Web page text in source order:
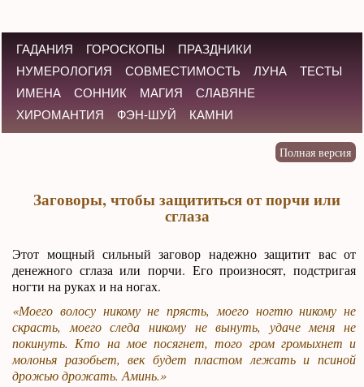
ГАДАНИЯ ГОРОСКОПЫ
ПРАЗДНИКИ
НУМЕРОЛОГИЯ
СОВМЕСТИМОСТЬ ЛУНА
ТЕСТЫ
ИМЕНА
СОННИК МАГИЯ
СЛАВЯНЕ
ХИРОМАНТИЯ
ФЭН-ШУЙ КАМНИ
Заговоры, чтобы защититься от порчи или
сглаза
Этот мощный сильный заговор надежно защитит вас от
денежного сглаза или порчи. Его произносят, подстригая
ногти на руках и на ногах.
«Моего волосу никому не прясть, моего ногтю никому не
скрасть, моего следа никому не вынуть, удаче меня не
покинуть. Кто на мое посягнет, того гром громыхнет и
молонья разобьет, век будет пластом лежать и псиной
дрожью дрожать. Аминь.»